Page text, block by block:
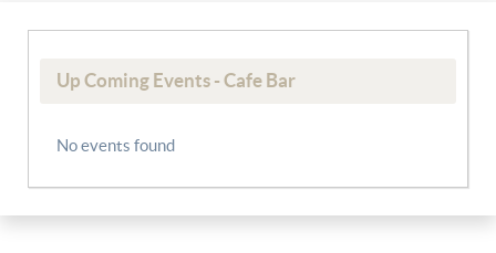
Up Coming Events - Cafe Bar
No events found